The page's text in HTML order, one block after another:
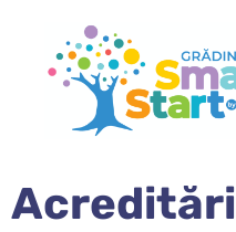
Acreditări